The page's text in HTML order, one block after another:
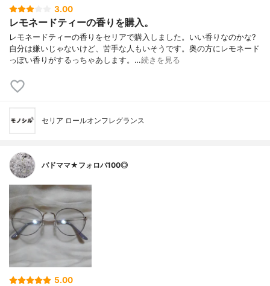
3.00
レモネードティーの香りを購入。
レモネードティーの香りをセリアで購入しました。いい香りなのかな?
自分は嫌いじゃないけど、苦手な人もいそうです。奥の方にレモネード
っぽい香りがするっちゃあします。…続きを見る
セリア ロールオンフレグランス
バドママ★フォロバ100◎
5.00